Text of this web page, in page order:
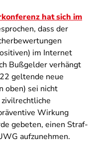
hat sich im
dass der
im Internet
Bußgelder verhängt
geltende neue
oben) sei nicht
Wirkung
gebeten, einen Straf-
aufzunehmen.